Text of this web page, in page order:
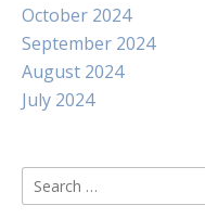
October 2024
September 2024
August 2024
July 2024
Search
for: